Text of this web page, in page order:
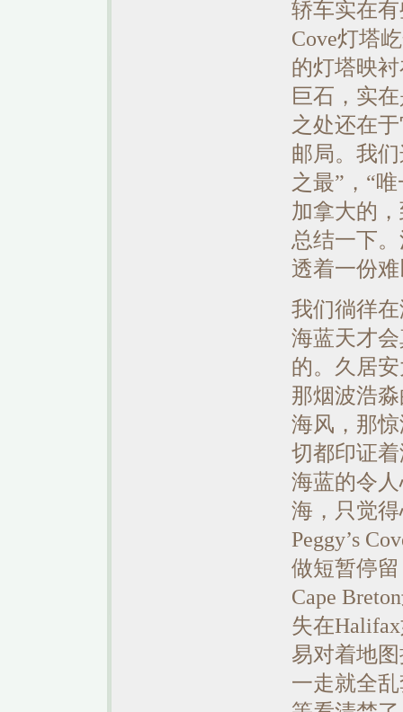
轿车实在有
Cove灯塔
的灯塔映
巨石，实
之处还在
邮局。我
之最”，“
加拿大的
总结一下
透着一份
我们徜徉
海蓝天才
的。久居
那烟波浩
海风，那
切都印证
海蓝的令
海，只觉
Peggy’s
做短暂停
Cape
失在
易对着地
一走就全